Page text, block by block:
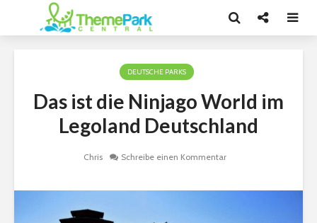
DEUTSCHE PARKS
Das ist die Ninjago World im
Legoland Deutschland
Chris Schreibe einen Kommentar